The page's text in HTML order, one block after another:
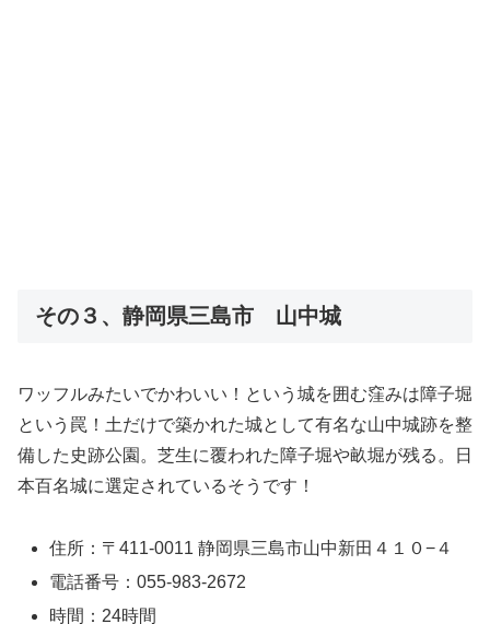
その３、静岡県三島市 山中城
ワッフルみたいでかわいい！という城を囲む窪みは障子堀
という罠！土だけで築かれた城として有名な山中城跡を整
備した史跡公園。芝生に覆われた障子堀や畝堀が残る。日
本百名城に選定されているそうです！
住所：〒411-0011 静岡県三島市山中新田４１０−４
電話番号：055-983-2672
時間：24時間